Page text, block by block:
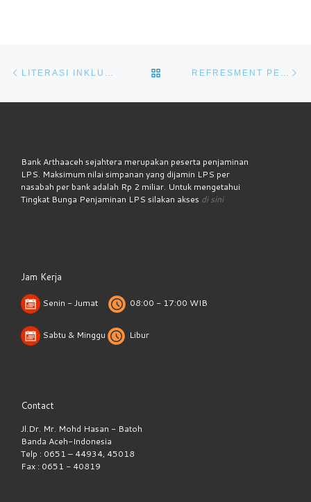
BACK TO POST LIST
Bank Arthaaceh sejahtera merupakan peserta penjaminan
LPS. Maksimum nilai simpanan yang dijamin LPS per
nasabah per bank adalah Rp 2 miliar. Untuk mengetahui
Tingkat Bunga Penjaminan LPS silakan akses di sini
Jam Kerja
Senin - Jumat 08:00 - 17:00 WIB
Sabtu & Minggu Libur
Contact
Jl.Dr. Mr. Mohd Hasan - Batoh
Banda Aceh-Indonesia
Telp : 0651 – 44934, 45018
Fax : 0651 - 40819